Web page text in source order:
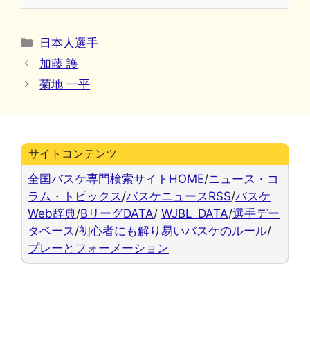
カ
テ
リ
日本人選手
加藤 護
菊地 一平
サイトコンテンツ
全国バスケ専門検索サイトHOME/ニュース・コ
ラム・トピックス /バスケニュースRSS/バスケ
Web辞典/BリーグDATA/ WJBL_DATA/選手デー
タベース /初心者にも解り易いバスケのルール/
プレーとフォーメーション